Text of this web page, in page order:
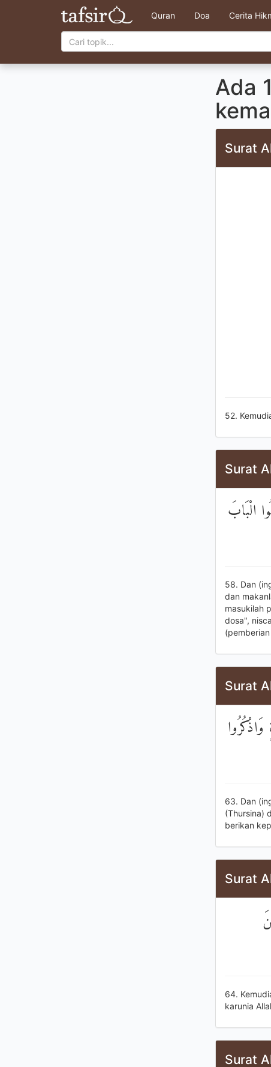
Quran Doa Cerita
Ada
Surat
52.
Surat
الْبَابَ
58. Dan
dan
masukilah
dosa",
Surat
63. Dan
(Thursina)
berikan
Surat
64.
karunia
Surat